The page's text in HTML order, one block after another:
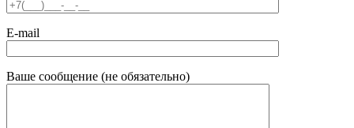
E-mail
Ваше сообщение (не обязательно)